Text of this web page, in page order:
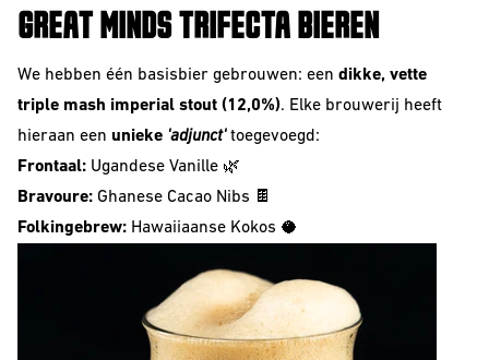
GREAT MINDS TRIFECTA BIEREN
We hebben één basisbier gebrouwen: een dikke, vette
triple mash imperial stout (12,0%). Elke brouwerij heeft
hieraan een unieke 'adjunct'toegevoegd:
Frontaal: Ugandese Vanille 🌿
Bravoure: Ghanese Cacao Nibs 🍫
Folkingebrew: Hawaiiaanse Kokos 🥥